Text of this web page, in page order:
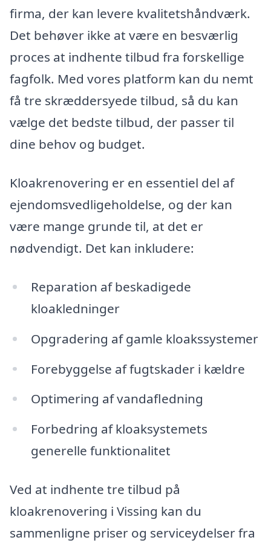
firma, der kan levere kvalitetshåndværk.
Det behøver ikke at være en besværlig
proces at indhente tilbud fra forskellige
fagfolk. Med vores platform kan du nemt
få tre skræddersyede tilbud, så du kan
vælge det bedste tilbud, der passer til
dine behov og budget.
Kloakrenovering er en essentiel del af
ejendomsvedligeholdelse, og der kan
være mange grunde til, at det er
nødvendigt. Det kan inkludere:
Reparation af beskadigede
kloakledninger
Opgradering af gamle kloakssystemer
Forebyggelse af fugtskader i kældre
Optimering af vandafledning
Forbedring af kloaksystemets
generelle funktionalitet
Ved at indhente tre tilbud på
kloakrenovering i Vissing kan du
sammenligne priser og serviceydelser fra